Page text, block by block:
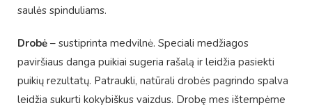
saulės spinduliams.
Drobė – sustiprinta medvilnė. Speciali medžiagos
paviršiaus danga puikiai sugeria rašalą ir leidžia pasiekti
puikių rezultatų. Patraukli, natūrali drobės pagrindo spalva
leidžia sukurti kokybiškus vaizdus. Drobę mes ištempėme